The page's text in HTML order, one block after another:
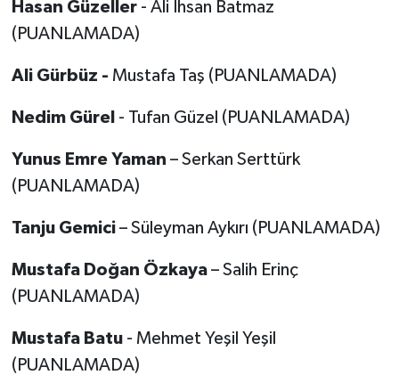
Hasan Güzeller - Ali İhsan Batmaz
(PUANLAMADA)
Ali Gürbüz - Mustafa Taş (PUANLAMADA)
Nedim Gürel - Tufan Güzel (PUANLAMADA)
Yunus Emre Yaman – Serkan Serttürk
(PUANLAMADA)
Tanju Gemici – Süleyman Aykırı (PUANLAMADA)
Mustafa Doğan Özkaya– Salih Erinç
(PUANLAMADA)
Mustafa Batu - Mehmet Yeşil Yeşil
(PUANLAMADA)